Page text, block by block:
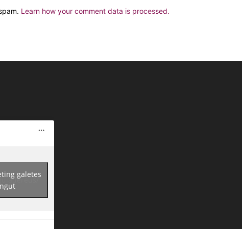
Learn how your comment data is processed.
galetes